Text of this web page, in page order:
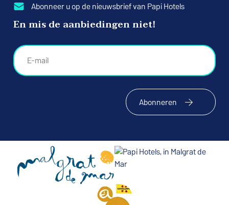
Abonneer u op de nieuwsbrief van Papi Hotels
En mis de aanbiedingen niet!
Abonneren